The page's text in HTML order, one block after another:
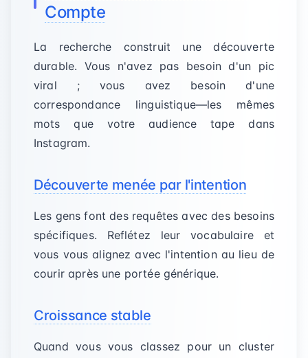
Compte
La recherche construit une découverte
durable. Vous n'avez pas besoin d'un pic
viral ; vous avez besoin d'une
correspondance linguistique—les mêmes
mots que votre audience tape dans
Instagram.
Découverte menée par l'intention
Les gens font des requêtes avec des besoins
spécifiques. Reflétez leur vocabulaire et
vous vous alignez avec l'intention au lieu de
courir après une portée générique.
Croissance stable
Quand vous vous classez pour un cluster